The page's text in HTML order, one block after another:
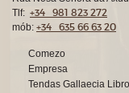
Tlf: +34 981 823 272
mób: +34 635 66 63 20
Comezo
Empresa
Tendas Gallaecia